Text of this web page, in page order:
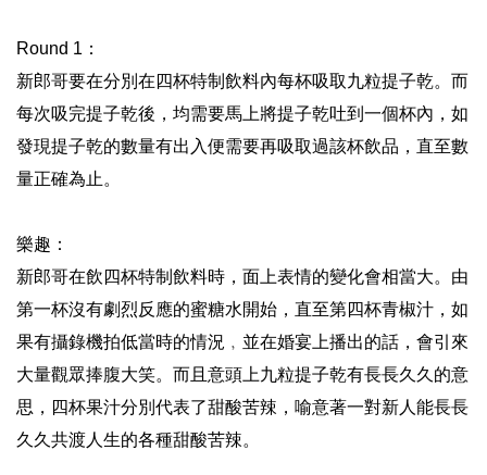
Round 1：
新郎哥要在分別在四杯特制飲料內每杯吸取九粒提子乾。而
每次吸完提子乾後，均需要馬上將提子乾吐到一個杯內，如
發現提子乾的數量有出入便需要再吸取過該杯飲品，直至數
量正確為止。
樂趣：
新郎哥在飲四杯特制飲料時，面上表情的變化會相當大。由
第一杯沒有劇烈反應的蜜糖水開始，直至第四杯青椒汁，如
果有攝錄機拍低當時的情況﹐並在婚宴上播出的話，會引來
大量觀眾捧腹大笑。而且意頭上九粒提子乾有長長久久的意
思，四杯果汁分別代表了甜酸苦辣，喻意著一對新人能長長
久久共渡人生的各種甜酸苦辣。